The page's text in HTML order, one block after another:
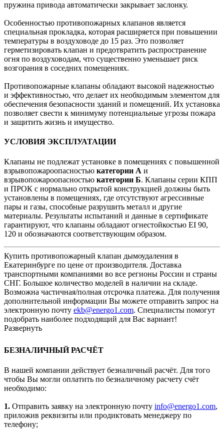
пружина привода автоматически закрывает заслонку.
Особенностью противопожарных клапанов является
специальная прокладка, которая расширяется при повышении
температуры в воздуховоде до 15 раз. Это позволяет
герметизировать клапан и предотвратить распространение
огня по воздуховодам, что существенно уменьшает риск
возгорания в соседних помещениях.
Противопожарные клапаны обладают высокой надежностью
и эффективностью, что делает их необходимым элементом для
обеспечения безопасности зданий и помещений. Их установка
позволяет свести к минимуму потенциальные угрозы пожара
и защитить жизнь и имущество.
УСЛОВИЯ ЭКСПЛУАТАЦИИ
Клапаны не подлежат установке в помещениях с повышенной
взрывопожароопасностью категории А и
взрывопожароопасностью категории Б. Клапаны серии КПП
и ПРОК с нормально открытой конструкцией должны быть
установлены в помещениях, где отсутствуют агрессивные
пары и газы, способные разрушить металл и другие
материалы. Результаты испытаний и данные в сертификате
гарантируют, что клапаны обладают огнестойкостью EI 90,
120 и обозначаются соответствующим образом.
Купить противопожарный клапан дымоудаления в
Екатеринбурге по цене от производителя. Доставка
транспортными компаниями во все регионы России и страны
СНГ. Большое количество моделей в наличии на складе.
Возможна частичная/полная отсрочка платежа. Для получения
дополнительной информации Вы можете отправить запрос на
электронную почту ekb@energo1.com. Специалисты помогут
подобрать наиболее подходящий для Вас вариант!
Развернуть
БЕЗНАЛИЧНЫЙ РАСЧЁТ
В нашей компании действует безналичный расчёт. Для того
чтобы Вы могли оплатить по безналичному расчету счёт
необходимо:
1. Отправить заявку на электронную почту info@energo1.com,
приложив реквизиты или продиктовать менеджеру по
телефону;